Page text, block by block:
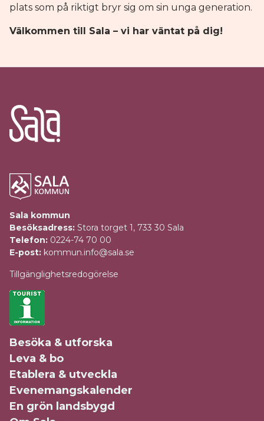
plats som på riktigt bryr sig om sin unga generation.
Välkommen till Sala – vi har väntat på dig!
Sala kommun
Besöksadress: Stora torget 1, 733 30 Sala
Telefon: 0224-74 70 00
E-post: kommun.info@sala.se
Tillgänglighetsredogörelse
Besöka & utforska
Leva & bo
Etablera & utveckla
Evenemangskalender
En grön landsbygd